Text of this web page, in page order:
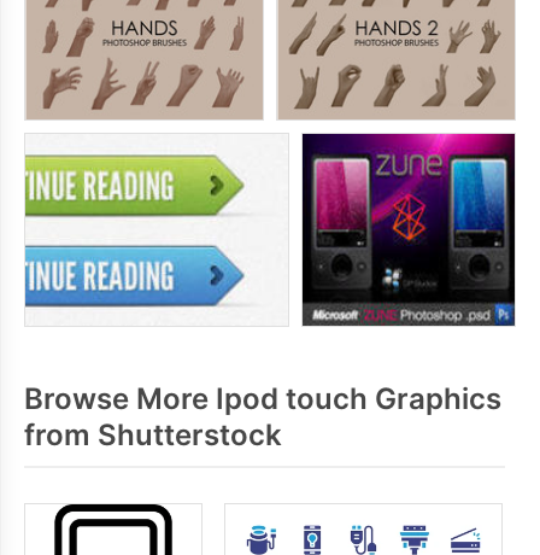
Browse More Ipod touch Graphics
from Shutterstock